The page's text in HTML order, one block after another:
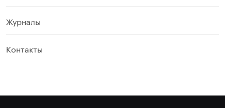
Журналы
Контакты